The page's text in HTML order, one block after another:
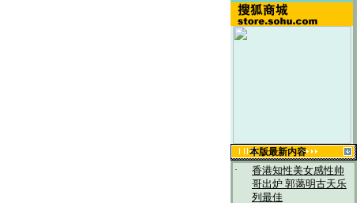
本版最新内容
·
香港知性美女感性帅
哥出炉 郭蔼明古天乐
列最佳